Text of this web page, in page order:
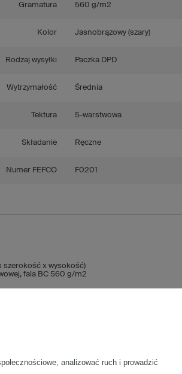
Gramatura 560 g/m2
Kolor Jasnobrązowy (szary)
Rodzaj wysyłki Paczka DPD
Wytrzymałość Średnia
Tektura 5-warstwowa
Składanie Ręczne
Numer FEFCO F0201
x wysokość)
fala BC 560 g/m2
analizować ruch i prowadzić